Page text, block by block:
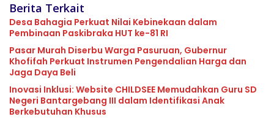
Berita Terkait
Desa Bahagia Perkuat Nilai Kebinekaan dalam
Pembinaan Paskibraka HUT ke-81 RI
Pasar Murah Diserbu Warga Pasuruan, Gubernur
Khofifah Perkuat Instrumen Pengendalian Harga dan
Jaga Daya Beli
Inovasi Inklusi: Website CHILDSEE Memudahkan Guru SD
Negeri Bantargebang III dalam Identifikasi Anak
Berkebutuhan Khusus